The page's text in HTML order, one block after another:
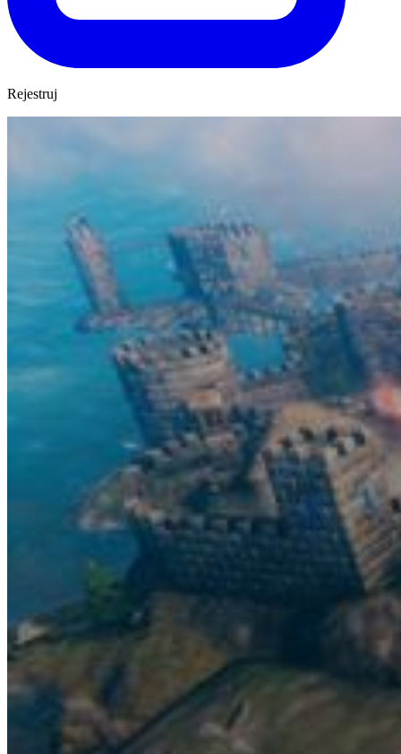
Rejestruj